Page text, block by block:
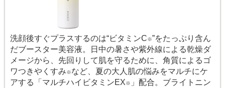
洗顔後すぐプラスするのは“ビタミンC※”をたっぷり含ん
だブースター美容液。日中の暑さや紫外線による乾燥ダ
メージから、先回りして肌を守るために、角質によるゴ
ワつきやくすみ※など、夏の大人肌の悩みをマルチにケ
アする「マルチハイビタミンEX※
」配合。ブライトニン